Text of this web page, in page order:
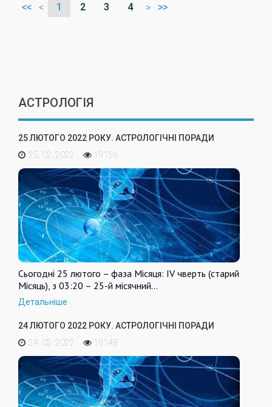
<< < 1 2 3 4 > >>
АСТРОЛОГІЯ
25 ЛЮТОГО 2022 РОКУ. АСТРОЛОГІЧНІ ПОРАДИ
25. 02. 2022
19156
Сьогодні 25 лютого – фаза Місяця: IV чверть (старий
Місяць), з 03:20 – 25-й місячний…
Детальніше
24 ЛЮТОГО 2022 РОКУ. АСТРОЛОГІЧНІ ПОРАДИ
24. 02. 2022
19148